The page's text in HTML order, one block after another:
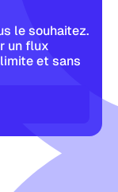
le souhaitez.
un flux
et sans